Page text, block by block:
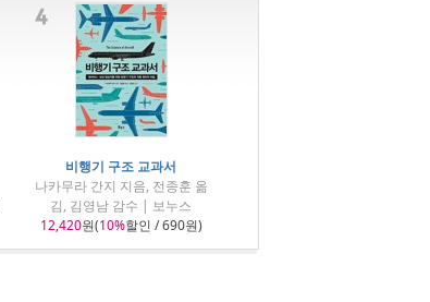
비행기 구조 교과서
나카무라 간지 지음, 전종훈 옮
김, 김영남 감수 | 보누스
12,420원(10%할인 / 690원)